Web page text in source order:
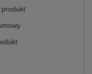
produkt